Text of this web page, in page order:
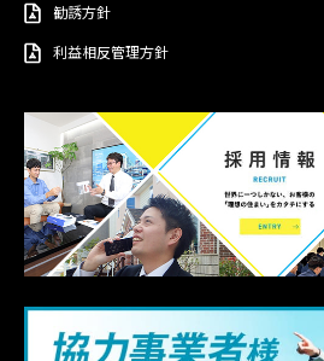
勧誘方針
利益相反管理方針